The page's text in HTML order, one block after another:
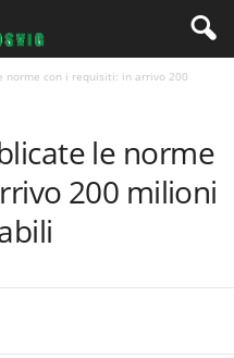
norme con i requisiti: in arrivo 200
le norme
200 milioni